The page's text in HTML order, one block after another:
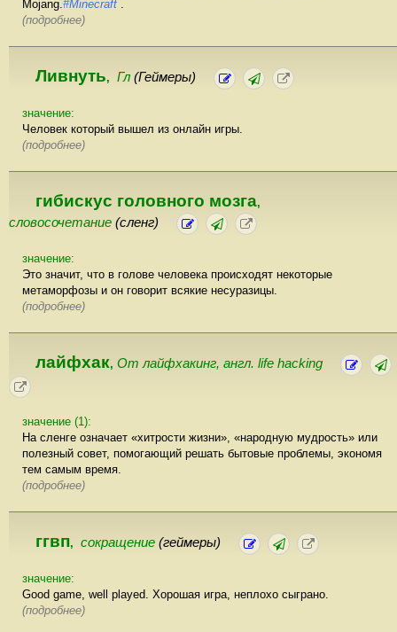
Mojang.#Minecraft .
(подробнее)
Ливнуть, Гл (Геймеры)
значение:
Человек который вышел из онлайн игры.
(подробнее)
гибискус головного мозга,
словосочетание (сленг)
значение:
Это значит, что в голове человека происходят некоторые
метаморфозы и он говорит всякие несуразицы.
(подробнее)
лайфхак, От лайфхакинг, англ. life hacking
значение (1):
На сленге означает «хитрости жизни», «народную мудрость» или
полезный совет, помогающий решать бытовые проблемы, экономя
тем самым время.
(подробнее)
ггвп, сокращение (геймеры)
значение:
Good game, well played. Хорошая игра, неплохо сыграно.
(подробнее)